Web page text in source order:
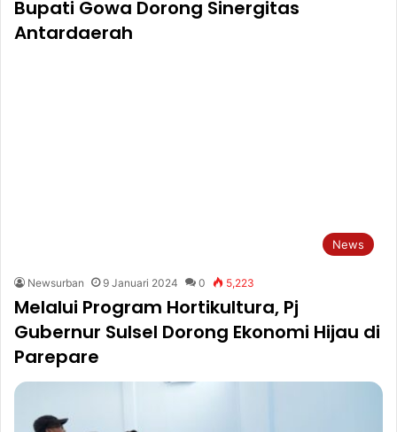
Bupati Gowa Dorong Sinergitas
Antardaerah
News
Newsurban 9 Januari 2024 0 5,223
Melalui Program Hortikultura, Pj
Gubernur Sulsel Dorong Ekonomi Hijau di
Parepare